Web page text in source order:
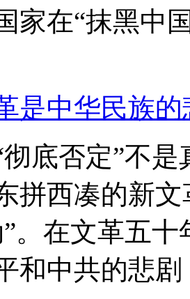
家在“抹黑中
是中华民族的
底否定”不
拼西凑的新
。在文革五
和中共的悲